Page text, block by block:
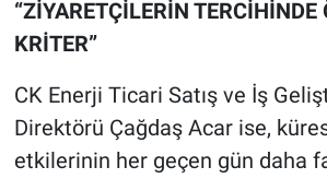
“ZİYARETÇİLERİN
KRİTER”
CK Enerji Ticari Satış ve İş
Direktörü Çağdaş Acar ise,
etkilerinin her geçen gün daha